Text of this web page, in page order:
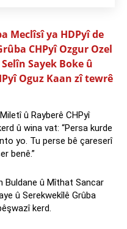
Meclîsî ya HDPyî de
CHPyî Ozgur Ozel
Sayek Boke û
Oguz Kaan zî tewrê
û Rayberê CHPyî
û wina vat: “Persa kurde
yo. Tu perse bê çareserî
benê.”
Buldane û Mîthat Sancar
û Serekwekîlê Grûba
kerd.